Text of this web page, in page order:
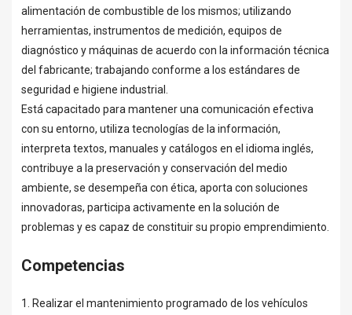
alimentación de combustible de los mismos; utilizando
herramientas, instrumentos de medición, equipos de
diagnóstico y máquinas de acuerdo con la información técnica
del fabricante; trabajando conforme a los estándares de
seguridad e higiene industrial.
Está capacitado para mantener una comunicación efectiva
con su entorno, utiliza tecnologías de la información,
interpreta textos, manuales y catálogos en el idioma inglés,
contribuye a la preservación y conservación del medio
ambiente, se desempeña con ética, aporta con soluciones
innovadoras, participa activamente en la solución de
problemas y es capaz de constituir su propio emprendimiento.
Competencias
1. Realizar el mantenimiento programado de los vehículos